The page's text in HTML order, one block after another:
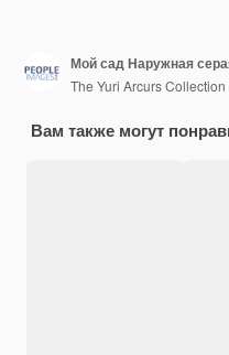
The Yuri Arcurs Collection
Вам также могут